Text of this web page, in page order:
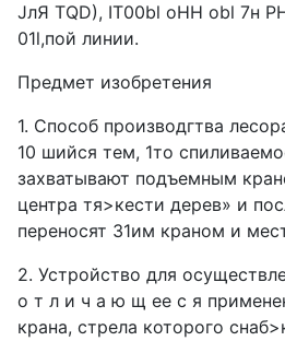
JлЯ TQD), IT00bl oHH obl 7н
01l,пой линии.
Предмет изобретения
1. Способ прoизводгтва
10 шийся тем, 1то
захватывают подъемным
центра тя>кести дерев» и
переносят 31им краном и
2. Устройство для
о т л и ч а ю щ ее с я
крана, стрела которого